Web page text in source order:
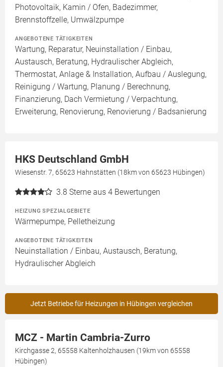
Photovoltaik, Kamin / Ofen, Badezimmer,
Brennstoffzelle, Umwälzpumpe
ANGEBOTENE TÄTIGKEITEN
Wartung, Reparatur, Neuinstallation / Einbau,
Austausch, Beratung, Hydraulischer Abgleich,
Thermostat, Anlage & Installation, Aufbau / Auslegung,
Reinigung / Wartung, Planung / Berechnung,
Finanzierung, Dach Vermietung / Verpachtung,
Erweiterung, Renovierung, Renovierung / Badsanierung
HKS Deutschland GmbH
Wiesenstr. 7, 65623 Hahnstätten (18km von 65623 Hübingen)
3.8 Sterne aus 4 Bewertungen
HEIZUNG SPEZIALGEBIETE
Wärmepumpe, Pelletheizung
ANGEBOTENE TÄTIGKEITEN
Neuinstallation / Einbau, Austausch, Beratung,
Hydraulischer Abgleich
Jetzt Betriebe für Heizungen in Hübingen vergleichen
MCZ - Martin Cambria-Zurro
Kirchgasse 2, 65558 Kaltenholzhausen (19km von 65558
Hübingen)